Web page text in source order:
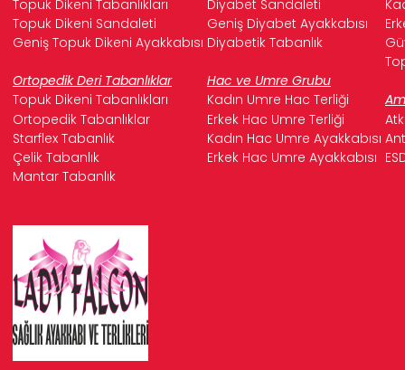
Topuk Dikeni Tabanlıkları
Diyabet Sandaleti
Topuk Dikeni Sandaleti
Geniş Diyabet Ayakkabısı
Geniş Topuk Dikeni Ayakkabısı Diyabetik Tabanlık
Ortopedik Deri Tabanlıklar
Hac ve Umre Grubu
Topuk Dikeni Tabanlıkları
Kadın Umre Hac Terliği
Ortopedik Tabanlıklar
Erkek Hac Umre Terliği
Starflex Tabanlık
Kadın Hac Umre Ayakkabısı
Çelik Tabanlık
Erkek Hac Umre Ayakkabısı
Mantar Tabanlık